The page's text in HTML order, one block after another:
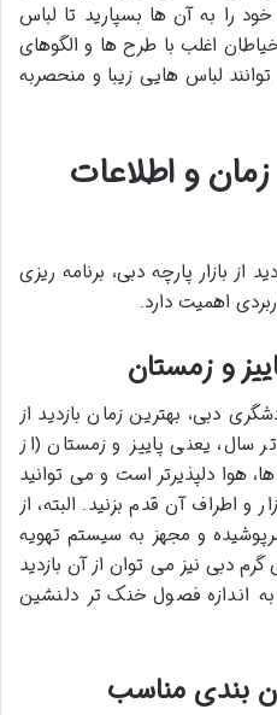
را به آن ها بسپارید تا لباس
اغلب با طرح ها و الگوهای
لباس هایی زیبا و منحصربه
زمان و اطلاعات
از بازار پارچه دبی، برنامه ریزی
اهمیت دارد.
و زمستان
دبی، بهترین زمان بازدید از
یعنی پاییز و زمستان (از
هوا دلپذیرتر است و می توانید
و اطراف آن قدم بزنید. البته، از
و مجهز به سیستم تهویه
دبی نیز می توان از آن بازدید
اندازه فصول خنک تر دلنشین
بندی مناسب